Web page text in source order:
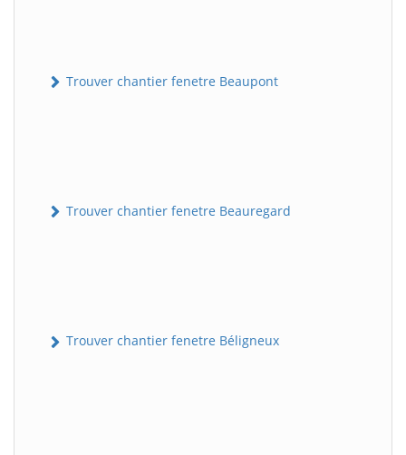
Trouver chantier fenetre Beaupont
Trouver chantier fenetre Beauregard
Trouver chantier fenetre Béligneux